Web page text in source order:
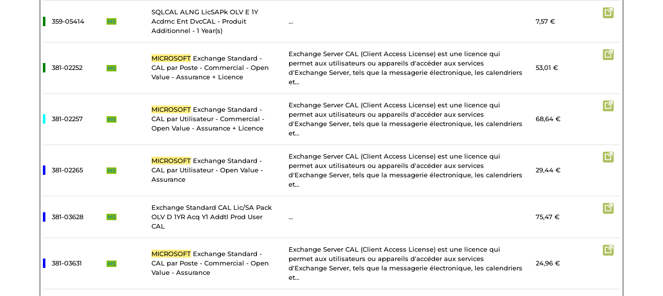
359-05414 MS
SQLCAL ALNG LicSAPk OLV E 1Y
Acdmc Ent DvcCAL - Produit
Additionnel - 1 Year(s)
... 7,57 €
381-02252 MS
MICROSOFT Exchange Standard -
CAL par Poste - Commercial - Open
Value - Assurance + Licence
Exchange Server CAL (Client Access License) est une licence qui
permet aux utilisateurs ou appareils d'accéder aux services
d'Exchange Server, tels que la messagerie électronique, les calendriers
et...
53,01 €
381-02257 MS
MICROSOFT Exchange Standard -
CAL par Utilisateur - Commercial -
Open Value - Assurance + Licence
Exchange Server CAL (Client Access License) est une licence qui
permet aux utilisateurs ou appareils d'accéder aux services
d'Exchange Server, tels que la messagerie électronique, les calendriers
et...
68,64 €
381-02265 MS
MICROSOFT Exchange Standard -
CAL par Utilisateur - Open Value -
Assurance
Exchange Server CAL (Client Access License) est une licence qui
permet aux utilisateurs ou appareils d'accéder aux services
d'Exchange Server, tels que la messagerie électronique, les calendriers
et...
29,44 €
381-03628 MS
Exchange Standard CAL Lic/SA Pack
OLV D 1YR Acq Y1 Addtl Prod User
CAL
... 75,47 €
381-03631 MS
MICROSOFT Exchange Standard -
CAL par Poste - Commercial - Open
Value - Assurance
Exchange Server CAL (Client Access License) est une licence qui
permet aux utilisateurs ou appareils d'accéder aux services
d'Exchange Server, tels que la messagerie électronique, les calendriers
et...
24,96 €